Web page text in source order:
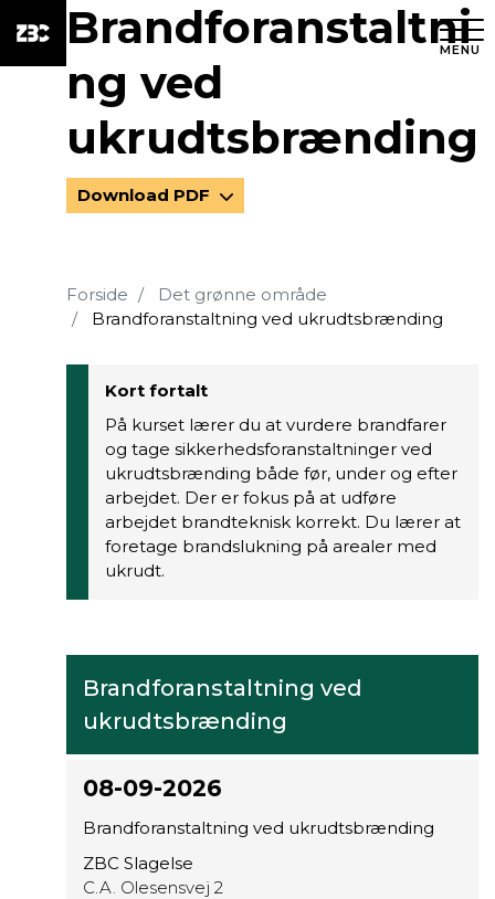
MENU
Brandforanstaltni
ng ved
ukrudtsbrænding
Download PDF
Forside
Det grønne område
Brandforanstaltning ved ukrudtsbrænding
Kort fortalt
På kurset lærer du at vurdere brandfarer
og tage sikkerhedsforanstaltninger ved
ukrudtsbrænding både før, under og efter
arbejdet. Der er fokus på at udføre
arbejdet brandteknisk korrekt. Du lærer at
foretage brandslukning på arealer med
ukrudt.
Brandforanstaltning ved
ukrudtsbrænding
08-09-2026
Brandforanstaltning ved ukrudtsbrænding
ZBC Slagelse
C.A. Olesensvej 2